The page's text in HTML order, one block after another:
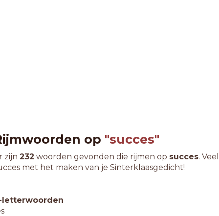
op "succes"
zijn 232 woorden gevonden die rijmen op succes. Veel
met het maken van je Sinterklaasgedicht!
letterwoorden